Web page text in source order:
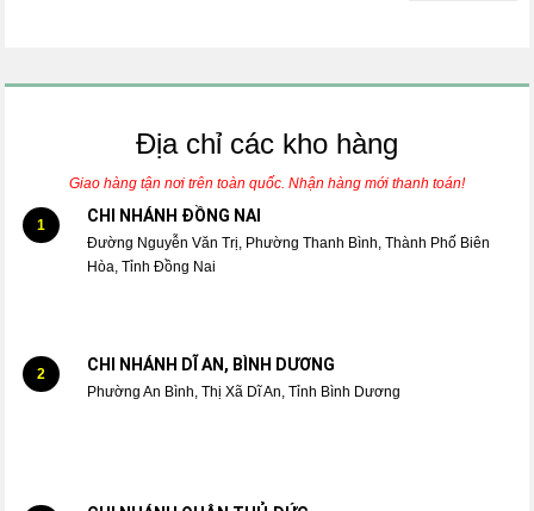
Địa chỉ các kho hàng
Giao hàng tận nơi trên toàn quốc. Nhận hàng mới thanh toán!
1 CHI NHÁNH ĐỒNG NAI
Đường Nguyễn Văn Trị, Phường Thanh Bình, Thành Phố Biên
Hòa, Tỉnh Đồng Nai
2 CHI NHÁNH DĨ AN, BÌNH DƯƠNG
Phường An Bình, Thị Xã Dĩ An, Tỉnh Bình Dương